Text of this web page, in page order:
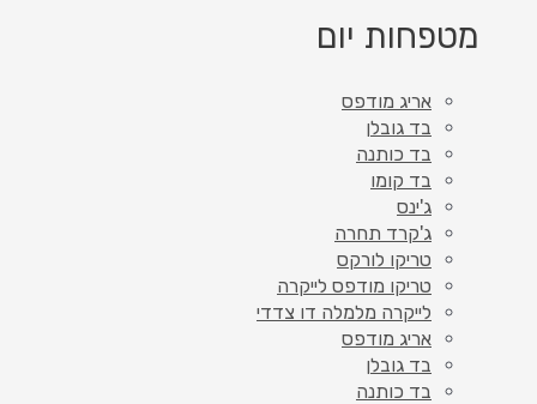
מטפחות יום
אריג מודפס
בד גובלן
בד כותנה
בד קומו
ג'ינס
ג'קרד תחרה
טריקו לורקס
טריקו מודפס לייקרה
לייקרה מלמלה דו צדדי
אריג מודפס
בד גובלן
בד כותנה